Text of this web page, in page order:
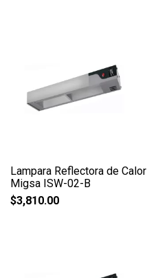
Lampara Reflectora de Calor
Migsa ISW-02-B
$3,810.00